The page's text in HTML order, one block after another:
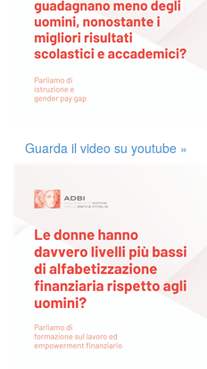
Guarda il video su youtube »